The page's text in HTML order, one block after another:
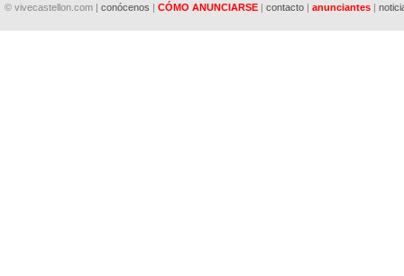
© vivecastellon.com | conócenos | CÓMO ANUNCIARSE| contacto| anunciantes|